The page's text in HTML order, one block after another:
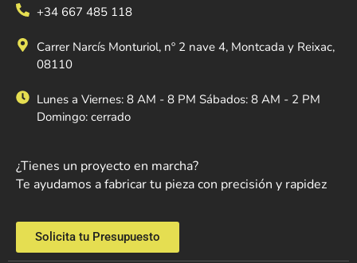
+34 667 485 118
Carrer Narcís Monturiol, nº 2 nave 4, Montcada y Reixac,
08110
Lunes a Viernes: 8 AM - 8 PM Sábados: 8 AM - 2 PM
Domingo: cerrado
¿Tienes un proyecto en marcha?
Te ayudamos a fabricar tu pieza con precisión y rapidez
Solicita tu Presupuesto